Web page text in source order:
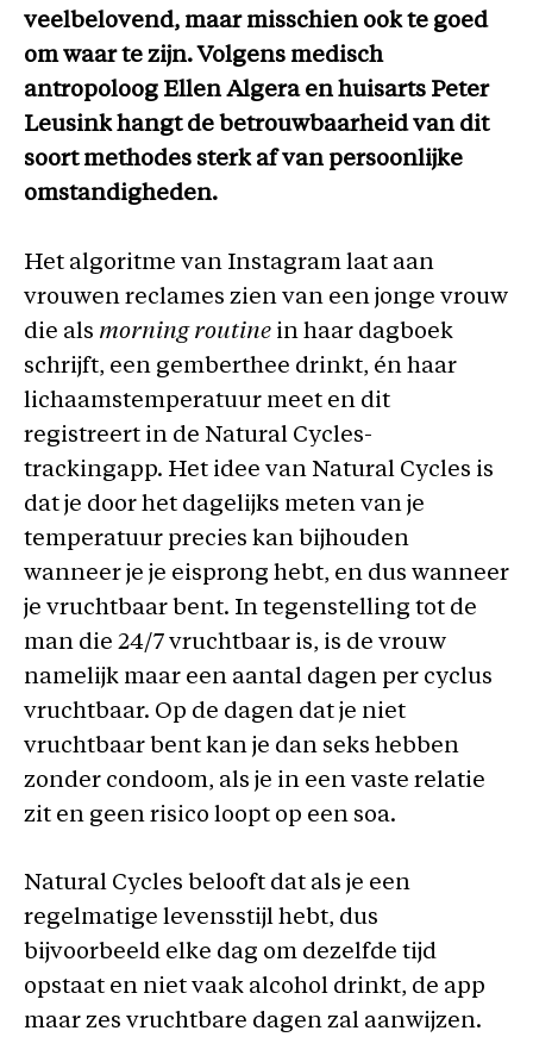
veelbelovend, maar misschien ook te goed
om waar te zijn. Volgens medisch
antropoloog Ellen Algera en huisarts Peter
Leusink hangt de betrouwbaarheid van dit
soort methodes sterk af van persoonlijke
omstandigheden.
Het algoritme van Instagram laat aan
vrouwen reclames zien van een jonge vrouw
die als morning routine in haar dagboek
schrijft, een gemberthee drinkt, én haar
lichaamstemperatuur meet en dit
registreert in de Natural Cycles-
trackingapp. Het idee van Natural Cycles is
dat je door het dagelijks meten van je
temperatuur precies kan bijhouden
wanneer je je eisprong hebt, en dus wanneer
je vruchtbaar bent. In tegenstelling tot de
man die 24/7 vruchtbaar is, is de vrouw
namelijk maar een aantal dagen per cyclus
vruchtbaar. Op de dagen dat je niet
vruchtbaar bent kan je dan seks hebben
zonder condoom, als je in een vaste relatie
zit en geen risico loopt op een soa.
Natural Cycles belooft dat als je een
regelmatige levensstijl hebt, dus
bijvoorbeeld elke dag om dezelfde tijd
opstaat en niet vaak alcohol drinkt, de app
maar zes vruchtbare dagen zal aanwijzen.